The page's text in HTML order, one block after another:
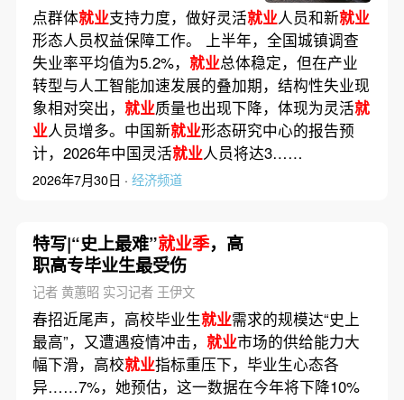
点群体就业支持力度，做好灵活就业人员和新就业
形态人员权益保障工作。 上半年，全国城镇调查
失业率平均值为5.2%， 就业总体稳定，但在产业
转型与人工智能加速发展的叠加期，结构性失业现
象相对突出， 就业质量也出现下降，体现为灵活就
业人员增多。中国新就业形态研究中心的报告预
计，2026年中国灵活就业人员将达3……
2026年7月30日 · 经济频道
特写|“史上最难”就业季，高
职高专毕业生最受伤
记者 黄蕙昭 实习记者 王伊文
春招近尾声，高校毕业生就业需求的规模达“史上
最高”，又遭遇疫情冲击， 就业市场的供给能力大
幅下滑，高校就业指标重压下，毕业生心态各
异……7%，她预估，这一数据在今年将下降10%